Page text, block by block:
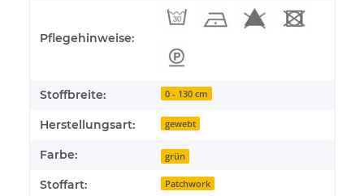
Pflegehinweise:
Stoffbreite: 0 - 130 cm
Herstellungsart: gewebt
Farbe: grün
Stoffart: Patchwork